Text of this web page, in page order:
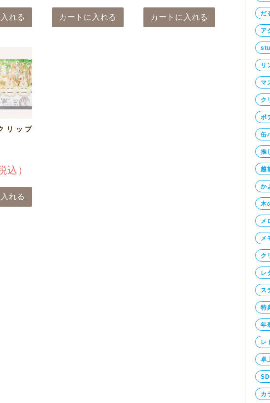
れる カートに入れる カートに入れる
リップ
込）
れる
だ
ア
リ
マ
ク
ポ
缶
推
越
か
木
メ
メ
ク
レ
ス
特
年
レ
卓
カ